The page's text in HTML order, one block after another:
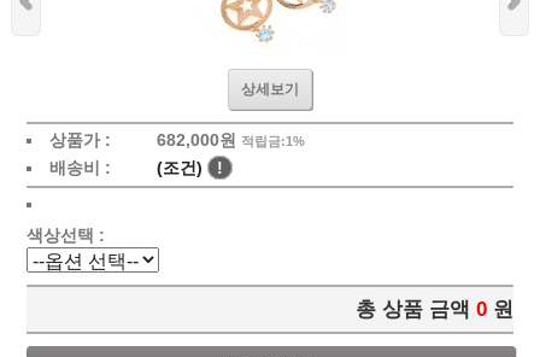
상세보기
상품가 : 682,000원 적립금:1%
배송비 : (조건) !
색상선택 :
총 상품 금액 0 원